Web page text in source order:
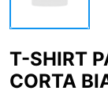
T-SHIRT
CORTA